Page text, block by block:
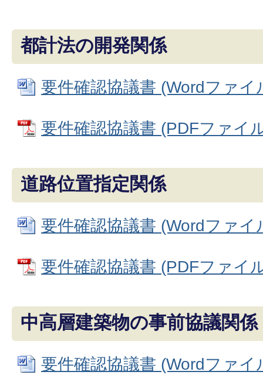
都計法の開発関係
要件確認協議書 (Wordファイ
要件確認協議書 (PDFファイ
道路位置指定関係
要件確認協議書 (Wordファイ
要件確認協議書 (PDFファイ
中高層建築物の事前協議関係
要件確認協議書 (Wordファイ